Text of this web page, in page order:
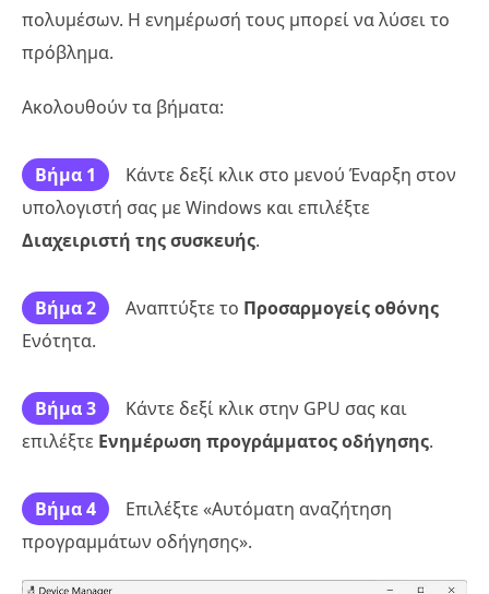
πολυμέσων. Η ενημέρωσή τους μπορεί να λύσει το
πρόβλημα.
Ακολουθούν τα βήματα:
Βήμα 1
Κάντε δεξί κλικ στο μενού Έναρξη στον
υπολογιστή σας με Windows και επιλέξτε
Διαχειριστή της συσκευής.
Βήμα 2 Αναπτύξτε το Προσαρμογείς οθόνης
Ενότητα.
Βήμα 3
Κάντε δεξί κλικ στην GPU σας και
επιλέξτε Ενημέρωση προγράμματος οδήγησης.
Βήμα 4
Επιλέξτε «Αυτόματη αναζήτηση
προγραμμάτων οδήγησης».